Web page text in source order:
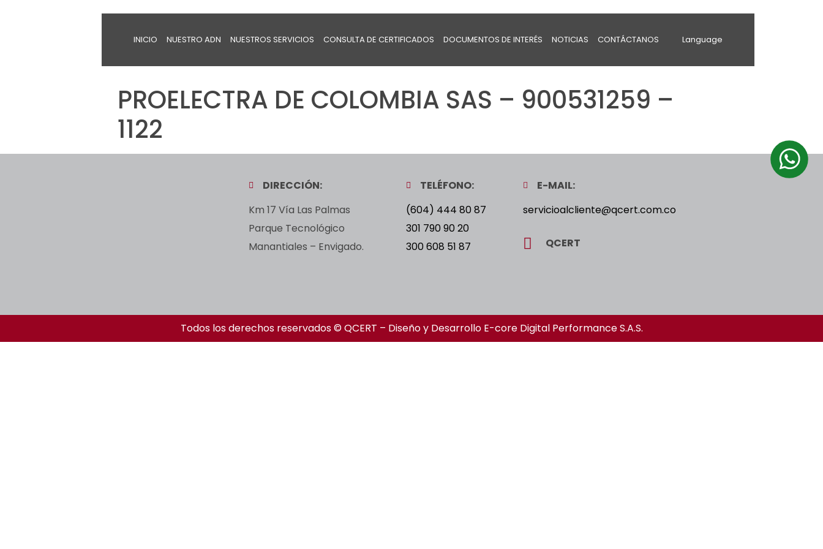
INICIO NUESTRO ADN NUESTROS SERVICIOS CONSULTA DE CERTIFICADOS DOCUMENTOS DE INTERÉS NOTICIAS CONTÁCTANOS Language
PROELECTRA DE COLOMBIA SAS – 900531259 –
1122
DIRECCIÓN:
Km 17 Vía Las Palmas
Parque Tecnológico
Manantiales – Envigado.
TELÉFONO:
(604) 444 80 87
301 790 90 20
300 608 51 87
E-MAIL:
servicioalcliente@qcert.com.co
QCERT
Todos los derechos reservados © QCERT – Diseño y Desarrollo E-core Digital Performance S.A.S.